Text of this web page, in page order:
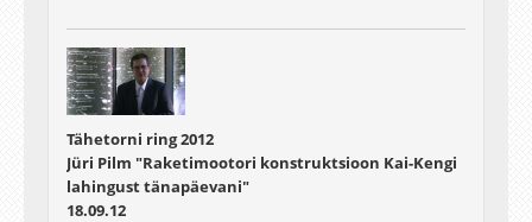
Tähetorni ring 2012
Jüri Pilm "Raketimootori konstruktsioon Kai-Kengi
lahingust tänapäevani"
18.09.12